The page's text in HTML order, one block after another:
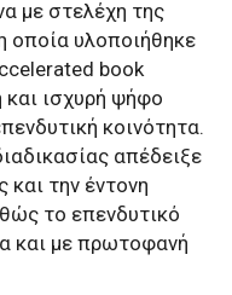
με στελέχη της
οποία υλοποιήθηκε
book
και ισχυρή ψήφο
κοινότητα.
απέδειξε
και την έντονη
το επενδυτικό
και με πρωτοφανή